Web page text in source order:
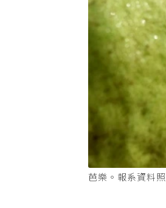
芭樂。報系資料照